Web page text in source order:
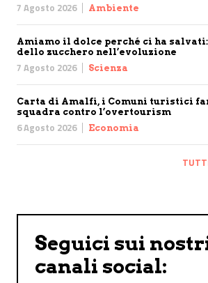
7 Agosto 2026 Ambiente
Amiamo il dolce perché ci ha
dello zucchero nell’evoluzione
7 Agosto 2026 Scienza
Carta di Amalfi, i Comuni turistici
squadra contro l’overtourism
6 Agosto 2026 Economia
Seguici sui
canali social: